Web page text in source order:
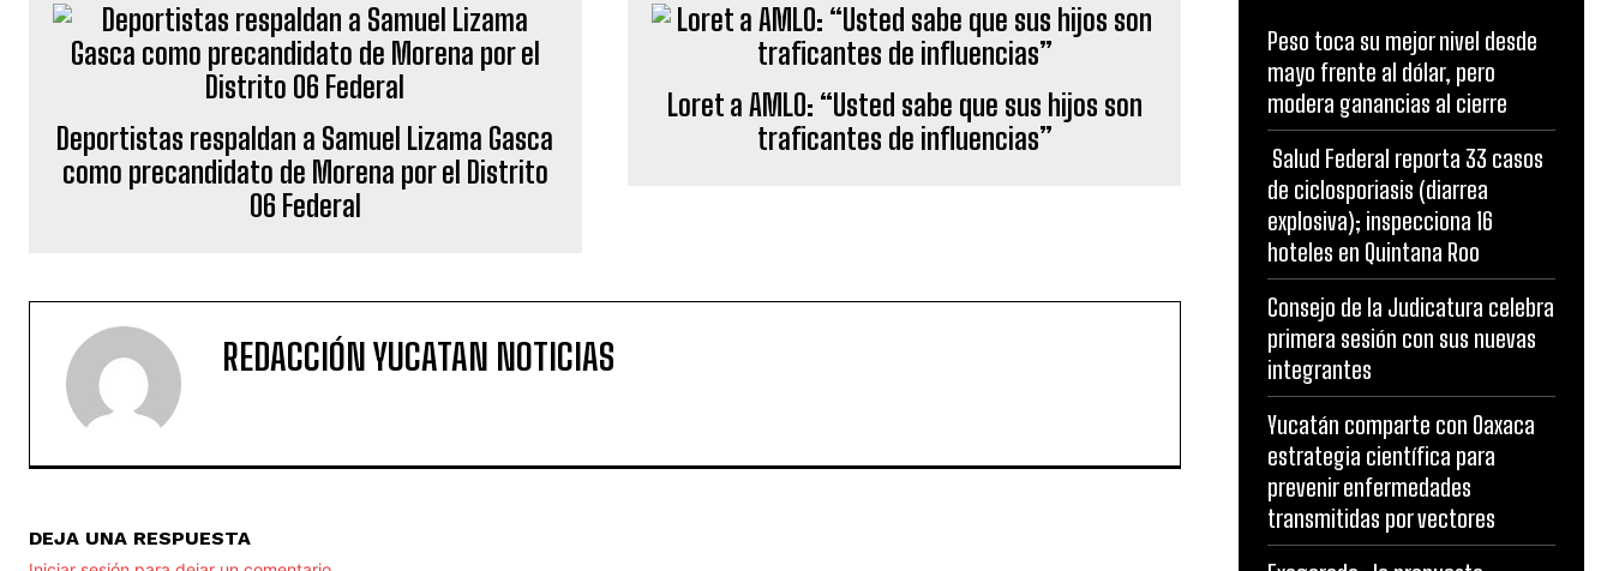
Deportistas respaldan a Samuel Lizama Gasca
como precandidato de Morena por el Distrito
06 Federal
Loret a AMLO: “Usted sabe que sus hijos son
traficantes de influencias”
REDACCIÓN YUCATAN NOTICIAS
DEJA UNA RESPUESTA
Peso toca su mejor nivel desde
mayo frente al dólar, pero
modera ganancias al cierre
Salud Federal reporta 33 casos
de ciclosporiasis (diarrea
explosiva); inspecciona 16
hoteles en Quintana Roo
Consejo de la Judicatura celebra
primera sesión con sus nuevas
integrantes
Yucatán comparte con Oaxaca
estrategia científica para
prevenir enfermedades
transmitidas por vectores